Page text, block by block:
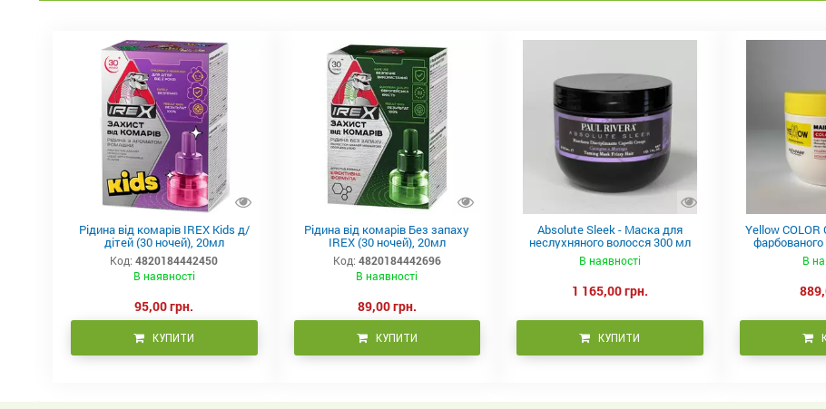
Рідина від комарів IREX Kids д/
дітей (30 ночей), 20мл
Код: 4820184442450
В наявності
95,00 грн.
КУПИТИ
Рідина від комарів Без запаху
IREX (30 ночей), 20мл
Код: 4820184442696
В наявності
89,00 грн.
КУПИТИ
Absolute Sleek - Маска для
неслухняного волосся 300 мл
В наявності
1 165,00 грн.
КУПИТИ
Yellow
В